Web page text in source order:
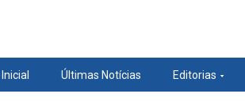
Últimas Notícias Editorias